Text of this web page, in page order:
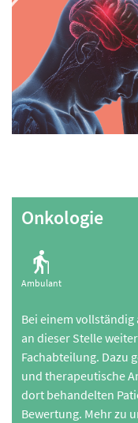
Onkologie
Ambulant
Bei einem
an dieser Stelle
Fachabteilung. Dazu
und therapeutische
dort behandelten
Bewertung. Mehr zu